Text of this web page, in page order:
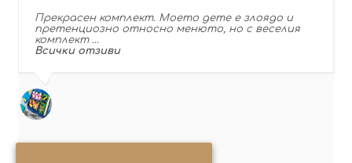
Прекрасен комплект. Моето дете е злоядо и
претенциозно относно менюто, но с веселия
комплект …
Всички отзиви